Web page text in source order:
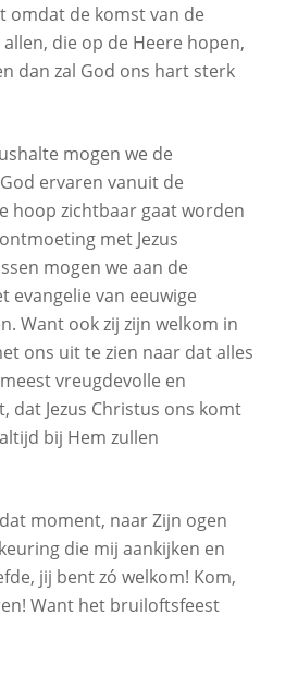
omdat de komst van de
die op de Heere hopen,
dan zal God ons hart sterk
mogen we de
ervaren vanuit de
hoop zichtbaar gaat worden
met Jezus
mogen we aan de
evangelie van eeuwige
Want ook zij zijn welkom in
ons uit te zien naar dat alles
vreugdevolle en
dat Jezus Christus ons komt
bij Hem zullen
moment, naar Zijn ogen
die mij aankijken en
jij bent zó welkom! Kom,
Want het bruiloftsfeest